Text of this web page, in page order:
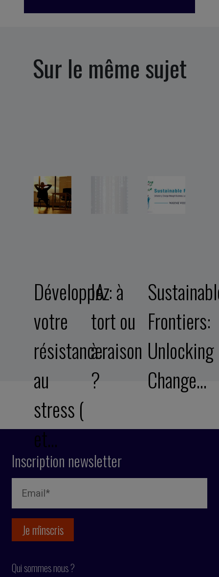
Sur le même sujet
Développez
votre
résistance
au
stress (
et…
IA : à
tort ou
à raison
?
Frontiers:
Unlocking
Change…
Inscription newsletter
Qui sommes nous ?